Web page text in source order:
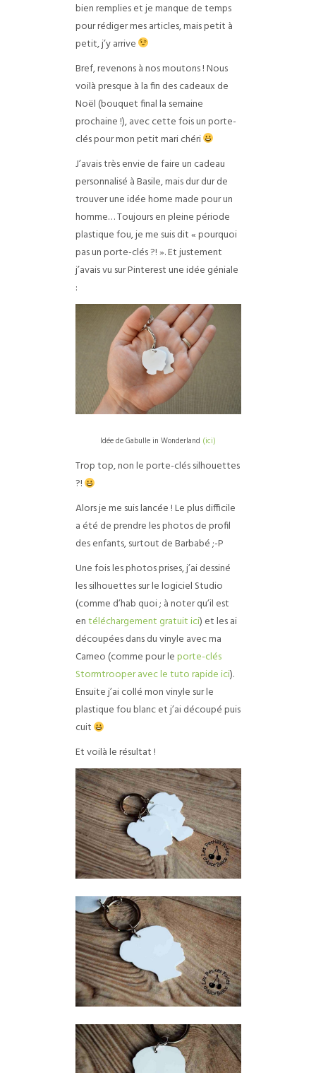
bien remplies et je manque de temps
pour rédiger mes articles, mais petit à
petit, j’y arrive
Bref, revenons à nos moutons ! Nous
voilà presque à la fin des cadeaux de
Noël (bouquet final la semaine
prochaine !), avec cette fois un porte-
clés pour mon petit mari chéri
J’avais très envie de faire un cadeau
personnalisé à Basile, mais dur dur de
trouver une idée home made pour un
homme… Toujours en pleine période
plastique fou, je me suis dit « pourquoi
pas un porte-clés ?! ». Et justement
j’avais vu sur Pinterest une idée géniale
:
Idée de Gabulle in Wonderland (ici)
Trop top, non le porte-clés silhouettes
?!
Alors je me suis lancée ! Le plus difficile
a été de prendre les photos de profil
des enfants, surtout de Barbabé ;-P
Une fois les photos prises, j’ai dessiné
les silhouettes sur le logiciel Studio
(comme d’hab quoi ; à noter qu’il est
entéléchargement gratuit ici) et les ai
découpées dans du vinyle avec ma
Cameo (comme pour leporte-clés
Stormtrooper avec le tuto rapide ici).
Ensuite j’ai collé mon vinyle sur le
plastique fou blanc et j’ai découpé puis
cuit
Et voilà le résultat !